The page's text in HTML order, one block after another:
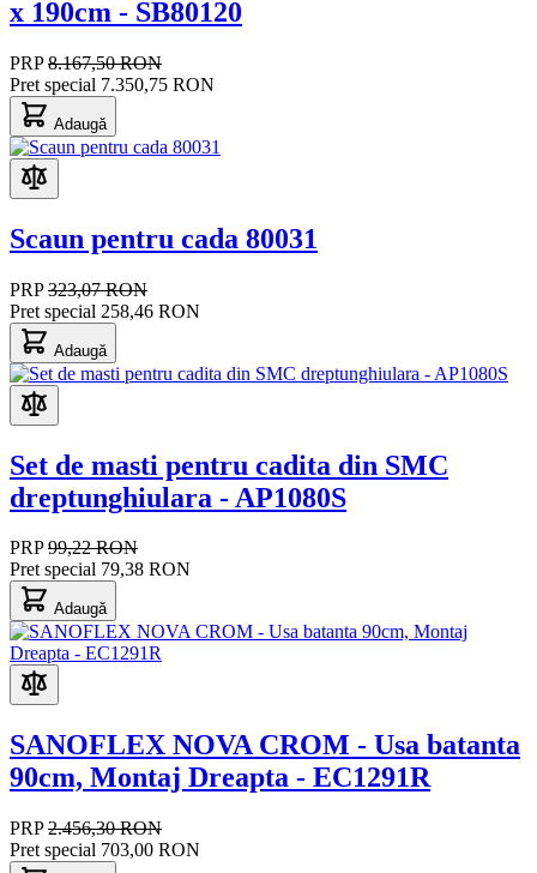
x 190cm - SB80120
PRP 8.167,50 RON
Pret special 7.350,75 RON
Adaugă
Scaun pentru cada 80031
PRP 323,07 RON
Pret special 258,46 RON
Adaugă
Set de masti pentru cadita din SMC
dreptunghiulara - AP1080S
PRP 99,22 RON
Pret special 79,38 RON
Adaugă
SANOFLEX NOVA CROM - Usa batanta
90cm, Montaj Dreapta - EC1291R
PRP 2.456,30 RON
Pret special 703,00 RON